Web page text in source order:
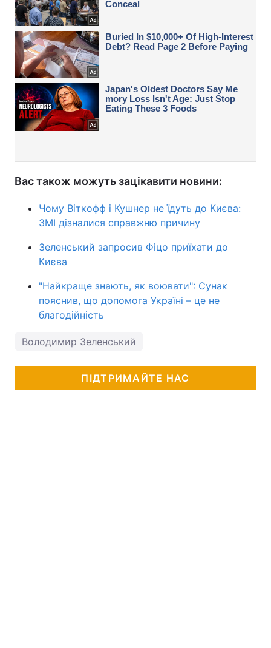
Вас також можуть зацікавити новини:
Чому Віткофф і Кушнер не їдуть до Києва:
ЗМІ дізналися справжню причину
Зеленський запросив Фіцо приїхати до
Києва
"Найкраще знають, як воювати": Сунак
пояснив, що допомога Україні – це не
благодійність
Володимир Зеленський
ПІДТРИМАЙТЕ НАС